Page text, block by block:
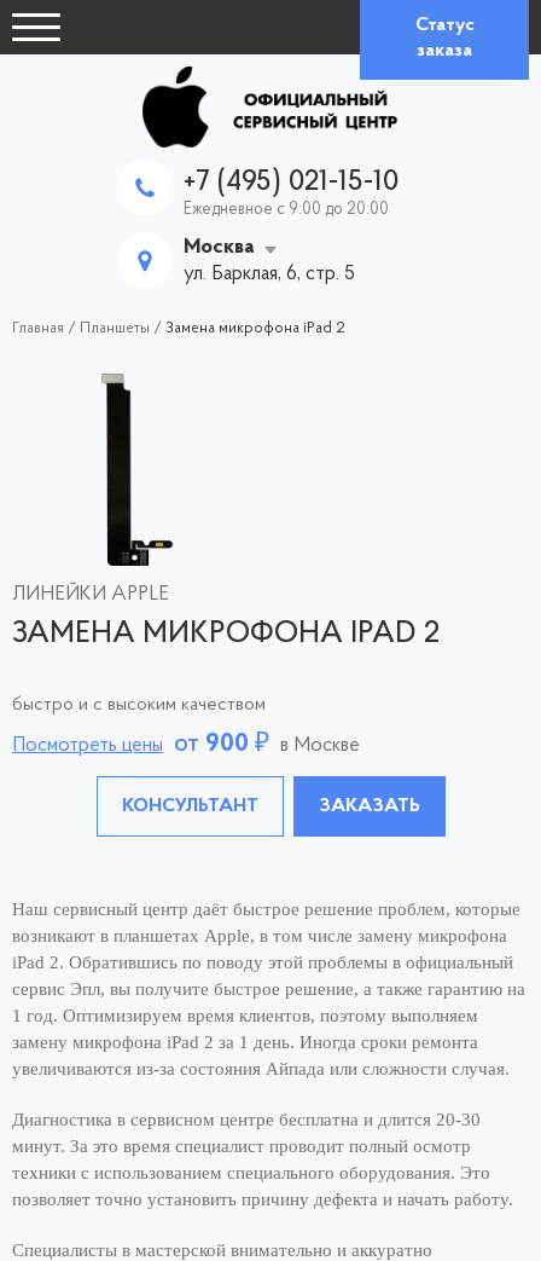
Статус
заказа
+7 (495) 021-15-10
Ежедневное с 9:00 до 20:00
Москва
ул. Барклая, 6, стр. 5
Главная / Планшеты / Замена микрофона iPad 2
ЛИНЕЙКИ APPLE
ЗАМЕНА МИКРОФОНА IPAD 2
быстро и с высоким качеством
Посмотреть цены от 900 ₽ в Москве
КОНСУЛЬТАНТ ЗАКАЗАТЬ
Наш сервисный центр даёт быстрое решение проблем, которые
возникают в планшетах Apple, в том числе замену микрофона
iPad 2. Обратившись по поводу этой проблемы в официальный
сервис Эпл, вы получите быстрое решение, а также гарантию на
1 год. Оптимизируем время клиентов, поэтому выполняем
замену микрофона iPad 2 за 1 день. Иногда сроки ремонта
увеличиваются из-за состояния Айпада или сложности случая.
Диагностика в сервисном центре бесплатна и длится 20-30
минут. За это время специалист проводит полный осмотр
техники с использованием специального оборудования. Это
позволяет точно установить причину дефекта и начать работу.
Специалисты в мастерской внимательно и аккуратно